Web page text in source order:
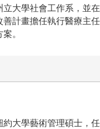
立大學社會工作系，並
善計畫擔任執行醫療主
。
約大學藝術管理碩士，